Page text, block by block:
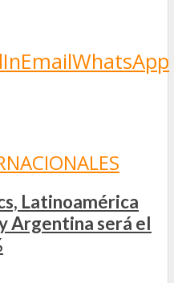
EmailWhatsApp
Latinoamérica
Argentina será el